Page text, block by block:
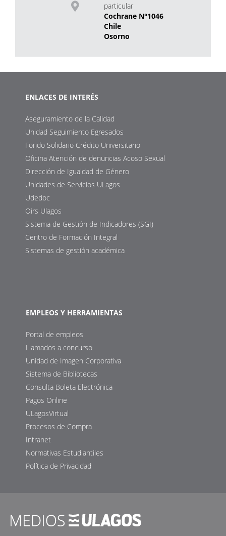
particular
Cochrane N°1046
Chile
Osorno
ENLACES DE INTERÉS
Aseguramiento de la Calidad
Unidad Seguimiento Egresados
Fondo Solidario Crédito Universitario
Oficina Atención de denuncias Acoso Sexual
Dirección de Igualdad de Género
Unidades de Servicios ULagos
Udedoc
Oirs Ulagos
Sistema de Gestión de Indicadores (SGI)
Centro de Formación Integral
Sistemas de gestión académica
EMPLEOS Y HERRAMIENTAS
Portal de empleos
Llamados a concurso
Unidad de Imagen Corporativa
Sistema de Bibliotecas
Consulta Boleta Electrónica
Pagos Online
ULagosVirtual
Procesos de Compra
Intranet
Normativas Estudiantiles
Política de Privacidad